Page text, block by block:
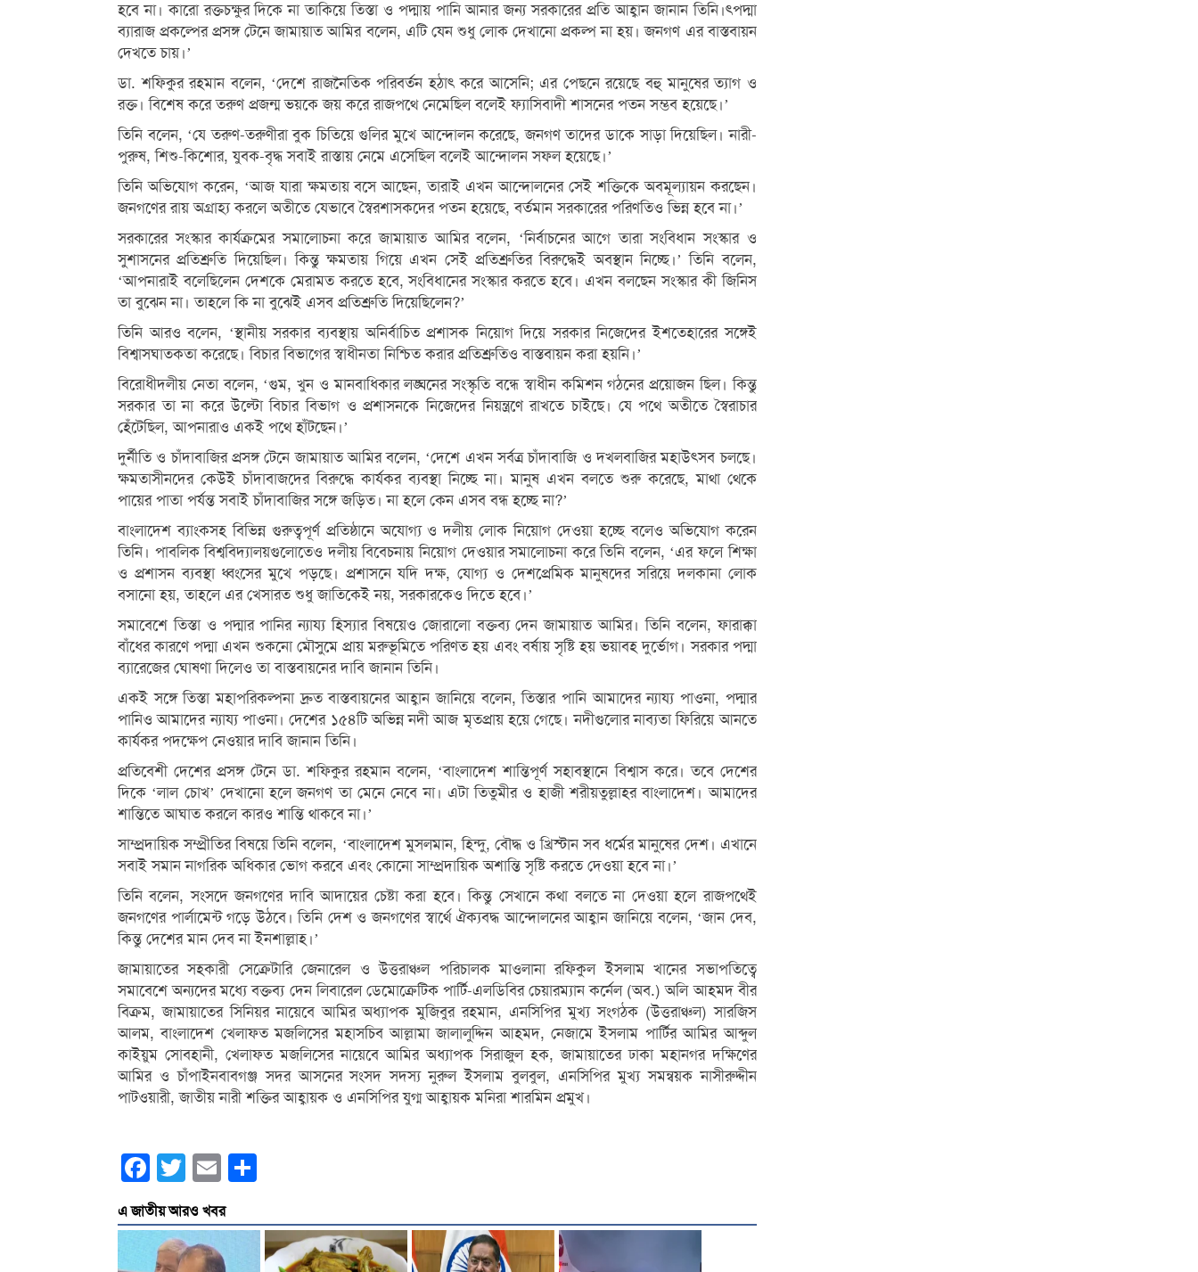
হবে না। কারো রক্তচক্ষুর দিকে না তাকিয়ে তিস্তা ও পদ্মায় পানি আনার জন্য সরকারের প্রতি আহ্বান জানান তিনি।ৎপদ্মা
ব্যারাজ প্রকল্পের প্রসঙ্গ টেনে জামায়াত আমির বলেন, এটি যেন শুধু লোক দেখানো প্রকল্প না হয়। জনগণ এর বাস্তবায়ন
দেখতে চায়।’
ডা. শফিকুর রহমান বলেন, ‘দেশে রাজনৈতিক পরিবর্তন হঠাৎ করে আসেনি; এর পেছনে রয়েছে বহু মানুষের ত্যাগ ও
রক্ত। বিশেষ করে তরুণ প্রজন্ম ভয়কে জয় করে রাজপথে নেমেছিল বলেই ফ্যাসিবাদী শাসনের পতন সম্ভব হয়েছে।’
তিনি বলেন, ‘যে তরুণ-তরুণীরা বুক চিতিয়ে গুলির মুখে আন্দোলন করেছে, জনগণ তাদের ডাকে সাড়া দিয়েছিল। নারী-
পুরুষ, শিশু-কিশোর, যুবক-বৃদ্ধ সবাই রাস্তায় নেমে এসেছিল বলেই আন্দোলন সফল হয়েছে।’
তিনি অভিযোগ করেন, ‘আজ যারা ক্ষমতায় বসে আছেন, তারাই এখন আন্দোলনের সেই শক্তিকে অবমূল্যায়ন করছেন।
জনগণের রায় অগ্রাহ্য করলে অতীতে যেভাবে স্বৈরশাসকদের পতন হয়েছে, বর্তমান সরকারের পরিণতিও ভিন্ন হবে না।’
সরকারের সংস্কার কার্যক্রমের সমালোচনা করে জামায়াত আমির বলেন, ‘নির্বাচনের আগে তারা সংবিধান সংস্কার ও
সুশাসনের প্রতিশ্রুতি দিয়েছিল। কিন্তু ক্ষমতায় গিয়ে এখন সেই প্রতিশ্রুতির বিরুদ্ধেই অবস্থান নিচ্ছে।’ তিনি বলেন,
‘আপনারাই বলেছিলেন দেশকে মেরামত করতে হবে, সংবিধানের সংস্কার করতে হবে। এখন বলছেন সংস্কার কী জিনিস
তা বুঝেন না। তাহলে কি না বুঝেই এসব প্রতিশ্রুতি দিয়েছিলেন?’
তিনি আরও বলেন, ‘স্থানীয় সরকার ব্যবস্থায় অনির্বাচিত প্রশাসক নিয়োগ দিয়ে সরকার নিজেদের ইশতেহারের সঙ্গেই
বিশ্বাসঘাতকতা করেছে। বিচার বিভাগের স্বাধীনতা নিশ্চিত করার প্রতিশ্রুতিও বাস্তবায়ন করা হয়নি।’
বিরোধীদলীয় নেতা বলেন, ‘গুম, খুন ও মানবাধিকার লঙ্ঘনের সংস্কৃতি বন্ধে স্বাধীন কমিশন গঠনের প্রয়োজন ছিল। কিন্তু
সরকার তা না করে উল্টো বিচার বিভাগ ও প্রশাসনকে নিজেদের নিয়ন্ত্রণে রাখতে চাইছে। যে পথে অতীতে স্বৈরাচার
হেঁটেছিল, আপনারাও একই পথে হাঁটছেন।’
দুর্নীতি ও চাঁদাবাজির প্রসঙ্গ টেনে জামায়াত আমির বলেন, ‘দেশে এখন সর্বত্র চাঁদাবাজি ও দখলবাজির মহাউৎসব চলছে।
ক্ষমতাসীনদের কেউই চাঁদাবাজদের বিরুদ্ধে কার্যকর ব্যবস্থা নিচ্ছে না। মানুষ এখন বলতে শুরু করেছে, মাথা থেকে
পায়ের পাতা পর্যন্ত সবাই চাঁদাবাজির সঙ্গে জড়িত। না হলে কেন এসব বন্ধ হচ্ছে না?’
বাংলাদেশ ব্যাংকসহ বিভিন্ন গুরুত্বপূর্ণ প্রতিষ্ঠানে অযোগ্য ও দলীয় লোক নিয়োগ দেওয়া হচ্ছে বলেও অভিযোগ করেন
তিনি। পাবলিক বিশ্ববিদ্যালয়গুলোতেও দলীয় বিবেচনায় নিয়োগ দেওয়ার সমালোচনা করে তিনি বলেন, ‘এর ফলে শিক্ষা
ও প্রশাসন ব্যবস্থা ধ্বংসের মুখে পড়ছে। প্রশাসনে যদি দক্ষ, যোগ্য ও দেশপ্রেমিক মানুষদের সরিয়ে দলকানা লোক
বসানো হয়, তাহলে এর খেসারত শুধু জাতিকেই নয়, সরকারকেও দিতে হবে।’
সমাবেশে তিস্তা ও পদ্মার পানির ন্যায্য হিস্যার বিষয়েও জোরালো বক্তব্য দেন জামায়াত আমির। তিনি বলেন, ফারাক্কা
বাঁধের কারণে পদ্মা এখন শুকনো মৌসুমে প্রায় মরুভূমিতে পরিণত হয় এবং বর্ষায় সৃষ্টি হয় ভয়াবহ দুর্ভোগ। সরকার পদ্মা
ব্যারেজের ঘোষণা দিলেও তা বাস্তবায়নের দাবি জানান তিনি।
একই সঙ্গে তিস্তা মহাপরিকল্পনা দ্রুত বাস্তবায়নের আহ্বান জানিয়ে বলেন, তিস্তার পানি আমাদের ন্যায্য পাওনা, পদ্মার
পানিও আমাদের ন্যায্য পাওনা। দেশের ১৫৪টি অভিন্ন নদী আজ মৃতপ্রায় হয়ে গেছে। নদীগুলোর নাব্যতা ফিরিয়ে আনতে
কার্যকর পদক্ষেপ নেওয়ার দাবি জানান তিনি।
প্রতিবেশী দেশের প্রসঙ্গ টেনে ডা. শফিকুর রহমান বলেন, ‘বাংলাদেশ শান্তিপূর্ণ সহাবস্থানে বিশ্বাস করে। তবে দেশের
দিকে ‘লাল চোখ’ দেখানো হলে জনগণ তা মেনে নেবে না। এটা তিতুমীর ও হাজী শরীয়তুল্লাহর বাংলাদেশ। আমাদের
শান্তিতে আঘাত করলে কারও শান্তি থাকবে না।’
সাম্প্রদায়িক সম্প্রীতির বিষয়ে তিনি বলেন, ‘বাংলাদেশ মুসলমান, হিন্দু, বৌদ্ধ ও খ্রিস্টান সব ধর্মের মানুষের দেশ। এখানে
সবাই সমান নাগরিক অধিকার ভোগ করবে এবং কোনো সাম্প্রদায়িক অশান্তি সৃষ্টি করতে দেওয়া হবে না।’
তিনি বলেন, সংসদে জনগণের দাবি আদায়ের চেষ্টা করা হবে। কিন্তু সেখানে কথা বলতে না দেওয়া হলে রাজপথেই
জনগণের পার্লামেন্ট গড়ে উঠবে। তিনি দেশ ও জনগণের স্বার্থে ঐক্যবদ্ধ আন্দোলনের আহ্বান জানিয়ে বলেন, ‘জান দেব,
কিন্তু দেশের মান দেব না ইনশাল্লাহ।’
জামায়াতের সহকারী সেক্রেটারি জেনারেল ও উত্তরাঞ্চল পরিচালক মাওলানা রফিকুল ইসলাম খানের সভাপতিত্বে
সমাবেশে অন্যদের মধ্যে বক্তব্য দেন লিবারেল ডেমোক্রেটিক পার্টি-এলডিবির চেয়ারম্যান কর্নেল (অব.) অলি আহমদ বীর
বিক্রম, জামায়াতের সিনিয়র নায়েবে আমির অধ্যাপক মুজিবুর রহমান, এনসিপির মুখ্য সংগঠক (উত্তরাঞ্চল) সারজিস
আলম, বাংলাদেশ খেলাফত মজলিসের মহাসচিব আল্লামা জালালুদ্দিন আহমদ, নেজামে ইসলাম পার্টির আমির আব্দুল
কাইয়ুম সোবহানী, খেলাফত মজলিসের নায়েবে আমির অধ্যাপক সিরাজুল হক, জামায়াতের ঢাকা মহানগর দক্ষিণের
আমির ও চাঁপাইনবাবগঞ্জ সদর আসনের সংসদ সদস্য নুরুল ইসলাম বুলবুল, এনসিপির মুখ্য সমন্বয়ক নাসীরুদ্দীন
পাটওয়ারী, জাতীয় নারী শক্তির আহ্বায়ক ও এনসিপির যুগ্ম আহ্বায়ক মনিরা শারমিন প্রমুখ।
Facebook
Twitter Email
এ জাতীয় আরও খবর